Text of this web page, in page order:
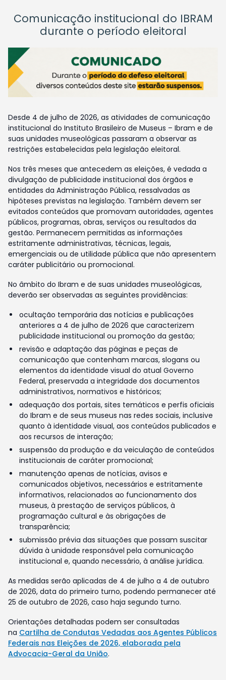
Comunicação institucional do IBRAM
durante o período eleitoral
Desde 4 de julho de 2026, as atividades de comunicação
institucional do Instituto Brasileiro de Museus – Ibram e de
suas unidades museológicas passaram a observar as
restrições estabelecidas pela legislação eleitoral.
Nos três meses que antecedem as eleições, é vedada a
divulgação de publicidade institucional dos órgãos e
entidades da Administração Pública, ressalvadas as
hipóteses previstas na legislação. Também devem ser
evitados conteúdos que promovam autoridades, agentes
públicos, programas, obras, serviços ou resultados da
gestão. Permanecem permitidas as informações
estritamente administrativas, técnicas, legais,
emergenciais ou de utilidade pública que não apresentem
caráter publicitário ou promocional.
No âmbito do Ibram e de suas unidades museológicas,
deverão ser observadas as seguintes providências:
ocultação temporária das notícias e publicações
anteriores a 4 de julho de 2026 que caracterizem
publicidade institucional ou promoção da gestão;
revisão e adaptação das páginas e peças de
comunicação que contenham marcas, slogans ou
elementos da identidade visual do atual Governo
Federal, preservada a integridade dos documentos
administrativos, normativos e históricos;
adequação dos portais, sites temáticos e perfis oficiais
do Ibram e de seus museus nas redes sociais, inclusive
quanto à identidade visual, aos conteúdos publicados e
aos recursos de interação;
suspensão da produção e da veiculação de conteúdos
institucionais de caráter promocional;
manutenção apenas de notícias, avisos e
comunicados objetivos, necessários e estritamente
informativos, relacionados ao funcionamento dos
museus, à prestação de serviços públicos, à
programação cultural e às obrigações de
transparência;
submissão prévia das situações que possam suscitar
dúvida à unidade responsável pela comunicação
institucional e, quando necessário, à análise jurídica.
As medidas serão aplicadas de 4 de julho a 4 de outubro
de 2026, data do primeiro turno, podendo permanecer até
25 de outubro de 2026, caso haja segundo turno.
Orientações detalhadas podem ser consultadas
na Cartilha de Condutas Vedadas aos Agentes Públicos
Federais nas Eleições de 2026, elaborada pela
Advocacia-Geral da União.